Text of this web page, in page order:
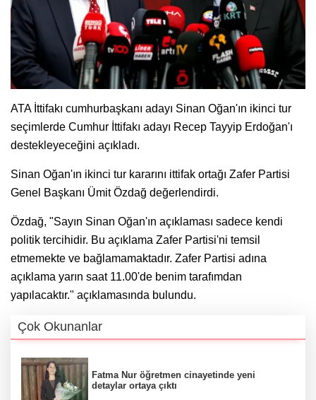
ATA İttifakı cumhurbaşkanı adayı Sinan Oğan'ın ikinci tur
seçimlerde Cumhur İttifakı adayı Recep Tayyip Erdoğan'ı
destekleyeceğini açıkladı.
Sinan Oğan'ın ikinci tur kararını ittifak ortağı Zafer Partisi
Genel Başkanı Ümit Özdağ değerlendirdi.
Özdağ, "Sayın Sinan Oğan'ın açıklaması sadece kendi
politik tercihidir. Bu açıklama Zafer Partisi'ni temsil
etmemekte ve bağlamamaktadır. Zafer Partisi adına
açıklama yarın saat 11.00'de benim tarafımdan
yapılacaktır." açıklamasında bulundu.
Çok Okunanlar
Fatma Nur öğretmen cinayetinde yeni
detaylar ortaya çıktı